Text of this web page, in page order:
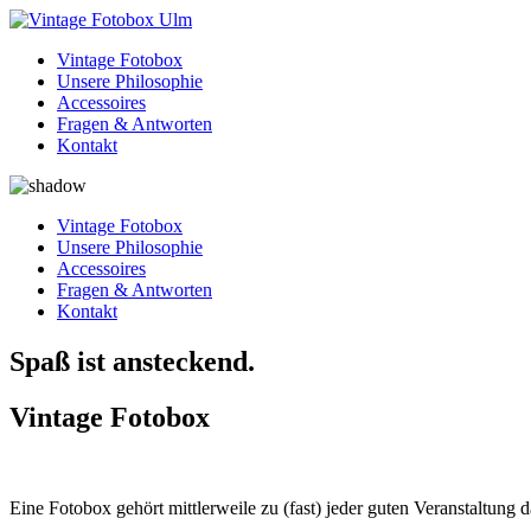
Vintage Fotobox
Unsere Philosophie
Accessoires
Fragen & Antworten
Kontakt
Vintage Fotobox
Unsere Philosophie
Accessoires
Fragen & Antworten
Kontakt
Spaß ist ansteckend.
Vintage Fotobox
Eine Fotobox gehört mittlerweile zu (fast) jeder guten Veranstaltung